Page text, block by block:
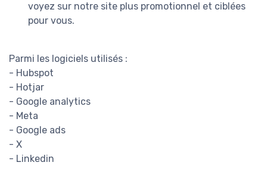
voyez sur notre site plus promotionnel et ciblées
pour vous.
Parmi les logiciels utilisés :
- Hubspot
- Hotjar
- Google analytics
- Meta
- Google ads
- X
- Linkedin